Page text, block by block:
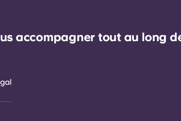
accompagner tout au long